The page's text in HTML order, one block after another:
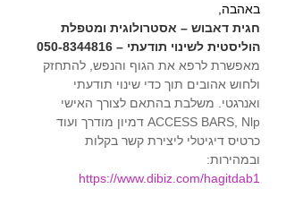
באהבה,
חגית דאבוש – אסטרולוגית ומטפלת
הוליסטית לשינוי תודעתי – 050-8344816
מאפשרת לרפא את הגוף והנפש, להתחזק
ולחוש אהובים תוך כדי שינוי תודעתי
ואנרגטי. משלבת בהתאם לצורך האישי
ACCESS BARS, Nlp דמיון מודרך ועוד
כרטיס דיגיטלי ליצירת קשר בקלות
ובמהירות:
https://www.dibiz.com/hagitdab1